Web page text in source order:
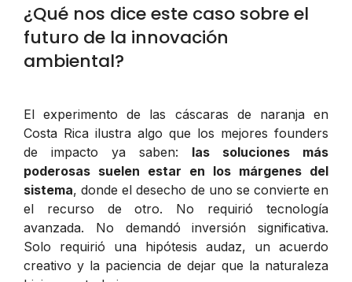
¿Qué nos dice este caso sobre el
futuro de la innovación
ambiental?
El experimento de las cáscaras de naranja en
Costa Rica ilustra algo que los mejores founders
de impacto ya saben: las soluciones más
poderosas suelen estar en los márgenes del
sistema, donde el desecho de uno se convierte en
el recurso de otro. No requirió tecnología
avanzada. No demandó inversión significativa.
Solo requirió una hipótesis audaz, un acuerdo
creativo y la paciencia de dejar que la naturaleza